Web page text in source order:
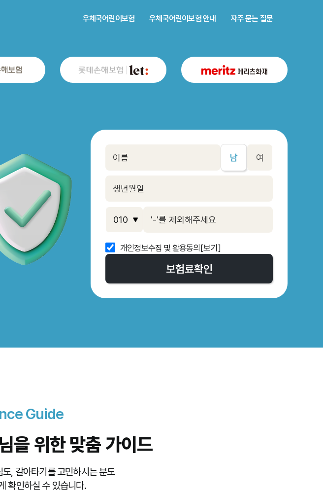
우체국어린이보험 우체국어린이보험 안내 자주 묻는 질문
남 여
개인정보수집 및 활용동의 [보기]
보험료확인
Guide
을 위한맞춤 가이드
, 갈아타기를 고민하시는 분도
확인하실 수 있습니다.